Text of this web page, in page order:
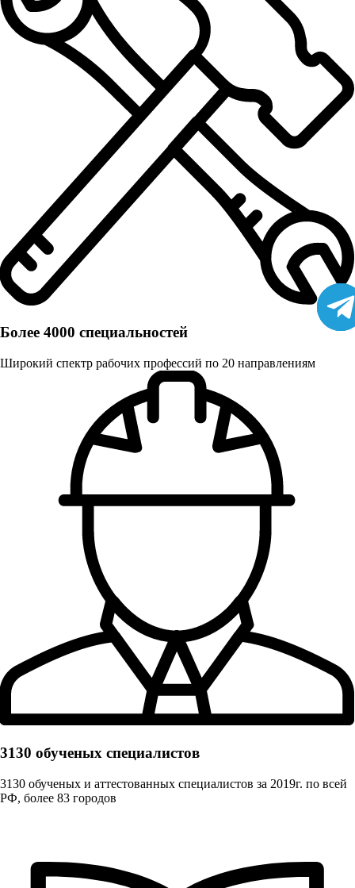
Более 4000 специальностей
Широкий спектр рабочих профессий по 20 направлениям
3130 обученых cпециалистов
3130 обученых и аттестованных специалистов за 2019г. по всей
РФ, более 83 городов